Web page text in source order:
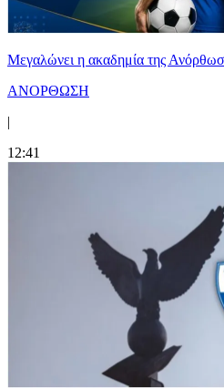
Μεγαλώνει η ακαδημία της
ΑΝΟΡΘΩΣΗ
|
12:41